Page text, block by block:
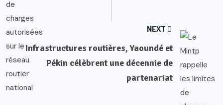
NEXT
Infrastructures routières, Yaoundé et
Pékin célèbrent une décennie de
partenariat